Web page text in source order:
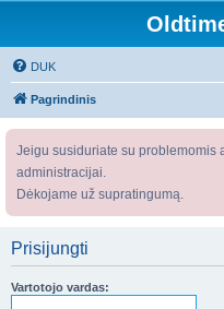
DUK
Pagrindinis
Jeigu susiduriate su problemomis
administracijai.
Dėkojame už supratingumą.
Prisijungti
Vartotojo vardas: